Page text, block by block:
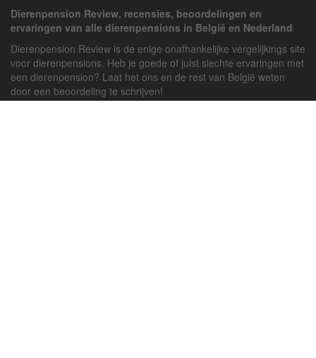
Dierenpension Review, recensies, beoordelingen en
ervaringen van alle dierenpensions in België en Nederland
Dierenpension Review is de enige onafhankelijke vergelijkings site
voor dierenpensions. Heb je goede of juist slechte ervaringen met
een dierenpension? Laat het ons en de rest van België weten
door een beoordeling te schrijven!